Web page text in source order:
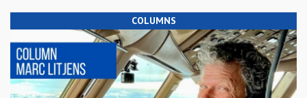
COLUMNS